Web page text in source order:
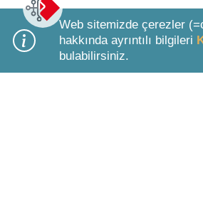
Bottom Search Toolbar
Web sitemizde çerezler
hakkında ayrıntılı bilgileri
bulabilirsiniz.